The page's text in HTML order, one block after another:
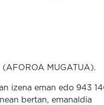
MUGATUA).
izena eman edo 943
bertan, emanaldia